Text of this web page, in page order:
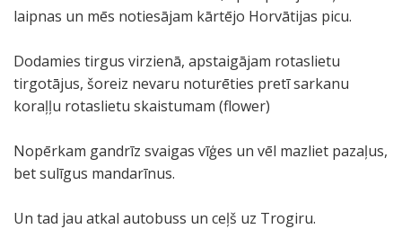
laipnas un mēs notiesājam kārtējo Horvātijas picu.
Dodamies tirgus virzienā, apstaigājam rotaslietu
tirgotājus, šoreiz nevaru noturēties pretī sarkanu
koraļļu rotaslietu skaistumam (flower)
Nopērkam gandrīz svaigas vīģes un vēl mazliet pazaļus,
bet sulīgus mandarīnus.
Un tad jau atkal autobuss un ceļš uz Trogiru.